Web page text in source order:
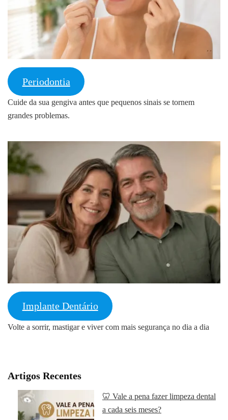
Periodontia
Cuide da sua gengiva antes que pequenos sinais se tornem
grandes problemas.
Implante Dentário
Volte a sorrir, mastigar e viver com mais segurança no dia a dia
Artigos Recentes
🦷 Vale a pena fazer limpeza dental
a cada seis meses?